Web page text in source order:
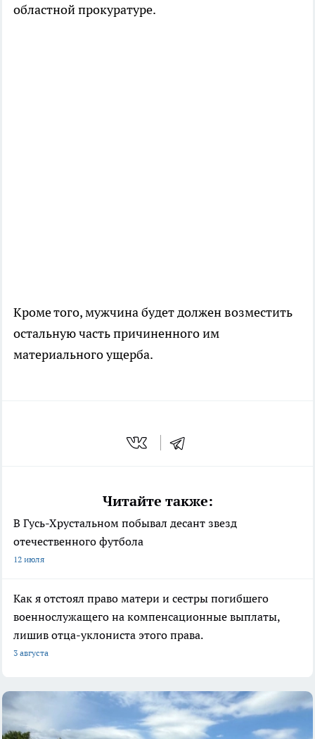
областной прокуратуре.
Кроме того, мужчина будет должен возместить
остальную часть причиненного им
материального ущерба.
Читайте также:
В Гусь-Хрустальном побывал десант звезд
отечественного футбола
12 июля
Как я отстоял право матери и сестры погибшего
военнослужащего на компенсационные выплаты,
лишив отца-уклониста этого права.
3 августа